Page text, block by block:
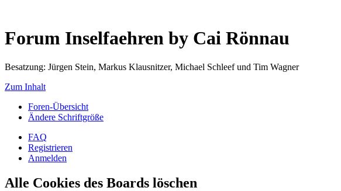
Forum Inselfaehren by Cai Rönnau
Besatzung: Jürgen Stein, Markus Klausnitzer, Michael Schleef und Tim Wagner
Zum Inhalt
Foren-Übersicht
Ändere Schriftgröße
FAQ
Registrieren
Anmelden
Alle Cookies des Boards löschen